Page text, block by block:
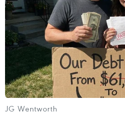
tàu sân bay Đô đốc
Trung Hải ngoài khơi Syria.
JG Wentworth